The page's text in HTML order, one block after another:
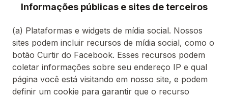
Informações públicas e sites de terceiros
(a) Plataformas e widgets de mídia social. Nossos
sites podem incluir recursos de mídia social, como o
botão Curtir do Facebook. Esses recursos podem
coletar informações sobre seu endereço IP e qual
página você está visitando em nosso site, e podem
definir um cookie para garantir que o recurso